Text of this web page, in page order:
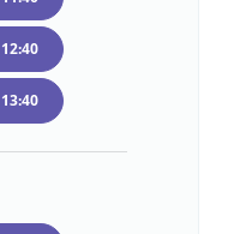
12:40
13:40